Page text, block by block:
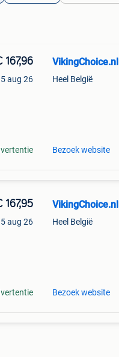
167,96
5 aug 26
VikingChoice.nl
Heel België
Bezoek website
167,95
5 aug 26
VikingChoice.nl
Heel België
Bezoek website